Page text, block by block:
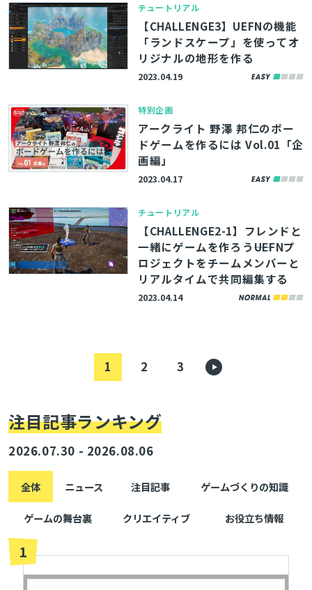
チュートリアル
【CHALLENGE3】UEFNの機能
「ランドスケープ」を使ってオ
リジナルの地形を作る
2023.04.19
特別企画
アークライト 野澤 邦仁のボー
ドゲームを作るには Vol.01「企
画編」
2023.04.17
チュートリアル
【CHALLENGE2-1】フレンドと
一緒にゲームを作ろう――UEFNプ
ロジェクトをチームメンバーと
リアルタイムで共同編集する
2023.04.14
1 2 3
注目記事ランキング
2026.07.30 - 2026.08.06
全体 ニュース 注目記事 ゲームづくりの知識
ゲームの舞台裏 クリエイティブ お役立ち情報
1